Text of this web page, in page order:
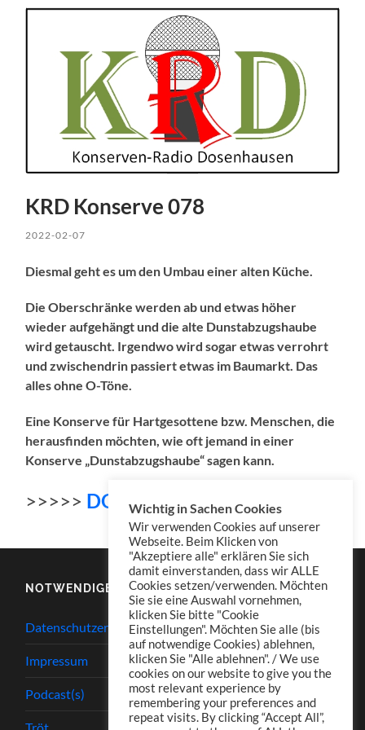
KRD Konserve 078
2022-02-07
Diesmal geht es um den Umbau einer alten Küche.
Die Oberschränke werden ab und etwas höher
wieder aufgehängt und die alte Dunstabzugshaube
wird getauscht. Irgendwo wird sogar etwas verrohrt
und zwischendrin passiert etwas im Baumarkt. Das
alles ohne O-Töne.
Eine Konserve für Hartgesottene bzw. Menschen, die
herausfinden möchten, wie oft jemand in einer
Konserve „Dunstabzugshaube“ sagen kann.
>>>>> DOWNLOAD Konserve 078
NOTWENDIGES
Datenschutzerklärung
Impressum
Podcast(s)
Wichtig in Sachen Cookies
Wir verwenden Cookies auf unserer
Webseite. Beim Klicken von
"Akzeptiere alle" erklären Sie sich
damit einverstanden, dass wir ALLE
Cookies setzen/verwenden. Möchten
Sie sie eine Auswahl vornehmen,
klicken Sie bitte "Cookie
Einstellungen". Möchten Sie alle (bis
auf notwendige Cookies) ablehnen,
klicken Sie "Alle ablehnen". / We use
cookies on our website to give you the
most relevant experience by
remembering your preferences and
repeat visits. By clicking “Accept All”,